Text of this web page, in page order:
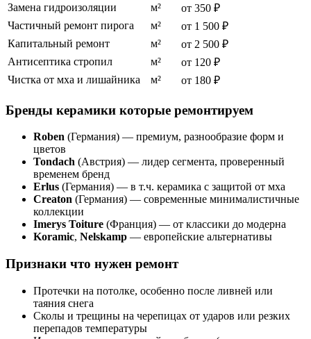
Замена гидроизоляции
м²
от 350 ₽
Частичный ремонт пирога
м²
от 1 500 ₽
Капитальный ремонт
м²
от 2 500 ₽
Антисептика стропил
м²
от 120 ₽
Чистка от мха и лишайника
м² от 180 ₽
Бренды керамики которые ремонтируем
Roben (Германия) — премиум, разнообразие форм и
цветов
Tondach (Австрия) — лидер сегмента, проверенный
временем бренд
Erlus (Германия) — в т.ч. керамика с защитой от мха
Creaton (Германия) — современные минималистичные
коллекции
Imerys Toiture (Франция) — от классики до модерна
Koramic, Nelskamp — европейские альтернативы
Признаки что нужен ремонт
Протечки на потолке, особенно после ливней или
таяния снега
Сколы и трещины на черепицах от ударов или резких
перепадов температуры